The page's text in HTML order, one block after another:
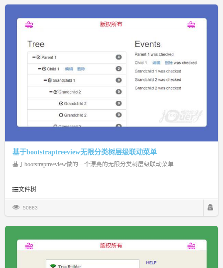
基于bootstraptreeview无限分类树层级联动菜单
基于bootstraptreeview做的一个漂亮的无限分类树层级联动菜单
文件树
50883